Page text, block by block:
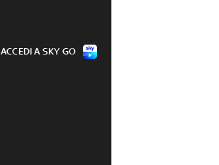
ACCEDI A SKY GO